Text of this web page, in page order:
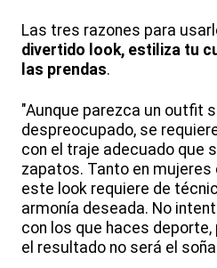
Las tres razones para
divertido look, estiliza tu
las prendas.
"Aunque parezca un outfit
despreocupado, se
con el traje adecuado que
zapatos. Tanto en
este look requiere de
armonía deseada. No
con los que haces deporte,
el resultado no será el